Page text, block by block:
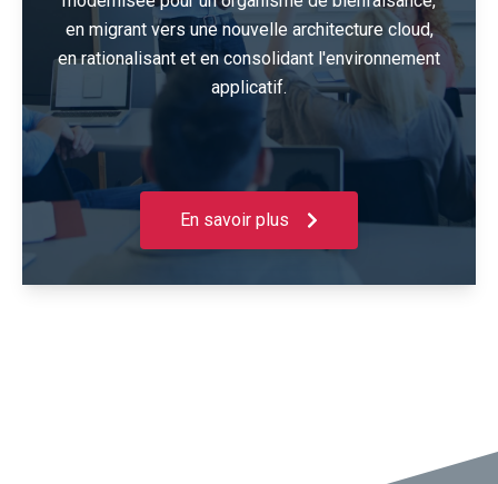
en migrant vers une nouvelle architecture cloud,
en rationalisant et en consolidant l'environnement
applicatif.
En savoir plus